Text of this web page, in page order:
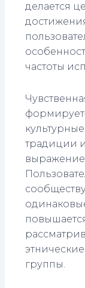
делается
частоты
традиции
выражение
группы.